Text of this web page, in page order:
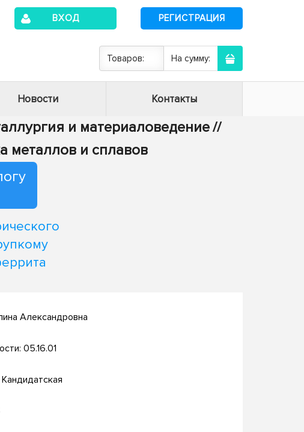
ВХОД РЕГИСТРАЦИЯ
Товаров: На сумму:
Новости Контакты
и материаловедение//
металлов и сплавов
Александровна
05.16.01
Кандидатская